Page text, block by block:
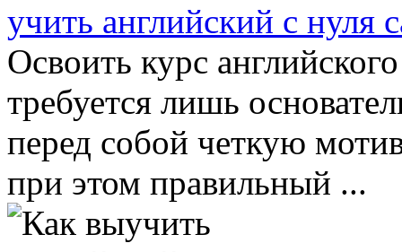
учить английский с нуля
Освоить курс
требуется лишь
перед собой четкую
при этом правильный ...